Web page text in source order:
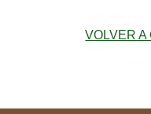
VOLVER A